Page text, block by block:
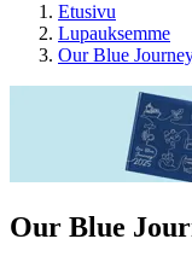
Etusivu
Lupauksemme
Our Blue
Our Blue